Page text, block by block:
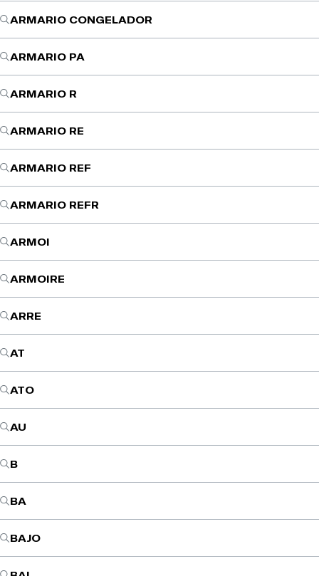
ARMARIO CONGELADOR
ARMARIO PA
ARMARIO R
ARMARIO RE
ARMARIO REF
ARMARIO REFR
ARMOI
ARMOIRE
ARRE
AT
ATO
AU
B
BA
BAJO